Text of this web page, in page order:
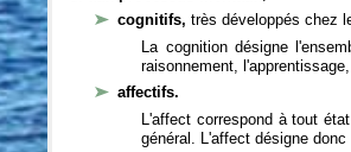
cognitifs,très développés chez
La cognition désigne
raisonnement,
affectifs.
L'affect correspond à tout
général. L'affect désigne